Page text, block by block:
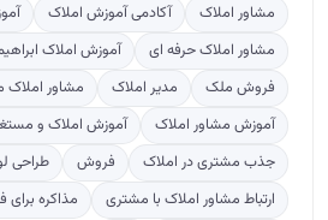
مشاور املاک آکادمی آموزش املاک
مشاور املاک حرفه ای
آموزش املاک
فروش ملک
مدیر املاک
مشاور املاک
آموزش مشاور املاک
آموزش املاک و
جذب مشتری در املاک
فروش
طراحی
ارتباط مشاور املاک با مشتری
مذاکره